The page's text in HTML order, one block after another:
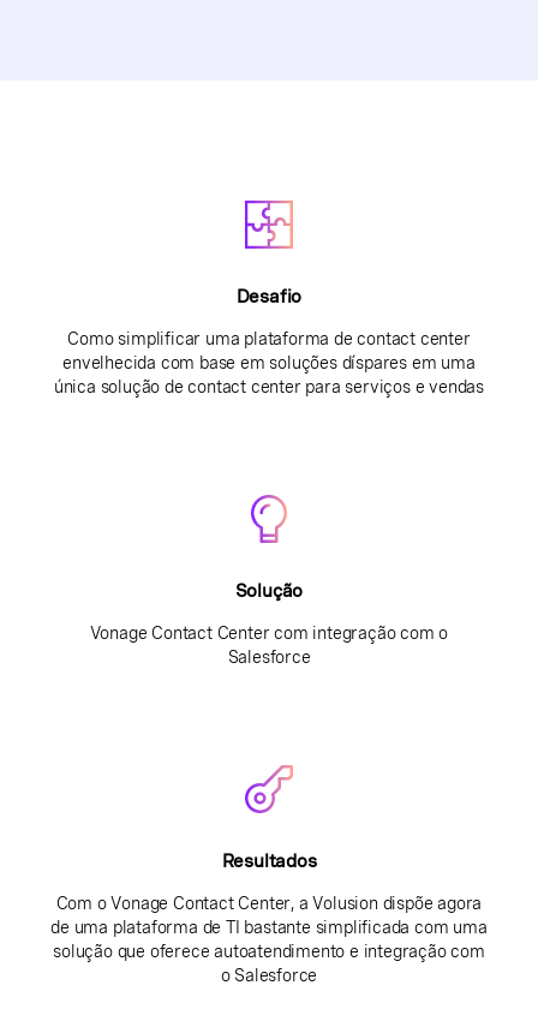
Desafio
Como simplificar uma plataforma de contact center
envelhecida com base em soluções díspares em uma
única solução de contact center para serviços e vendas
Solução
Vonage Contact Center com integração com o
Salesforce
Resultados
Com o Vonage Contact Center, a Volusion dispõe agora
de uma plataforma de TI bastante simplificada com uma
solução que oferece autoatendimento e integração com
o Salesforce